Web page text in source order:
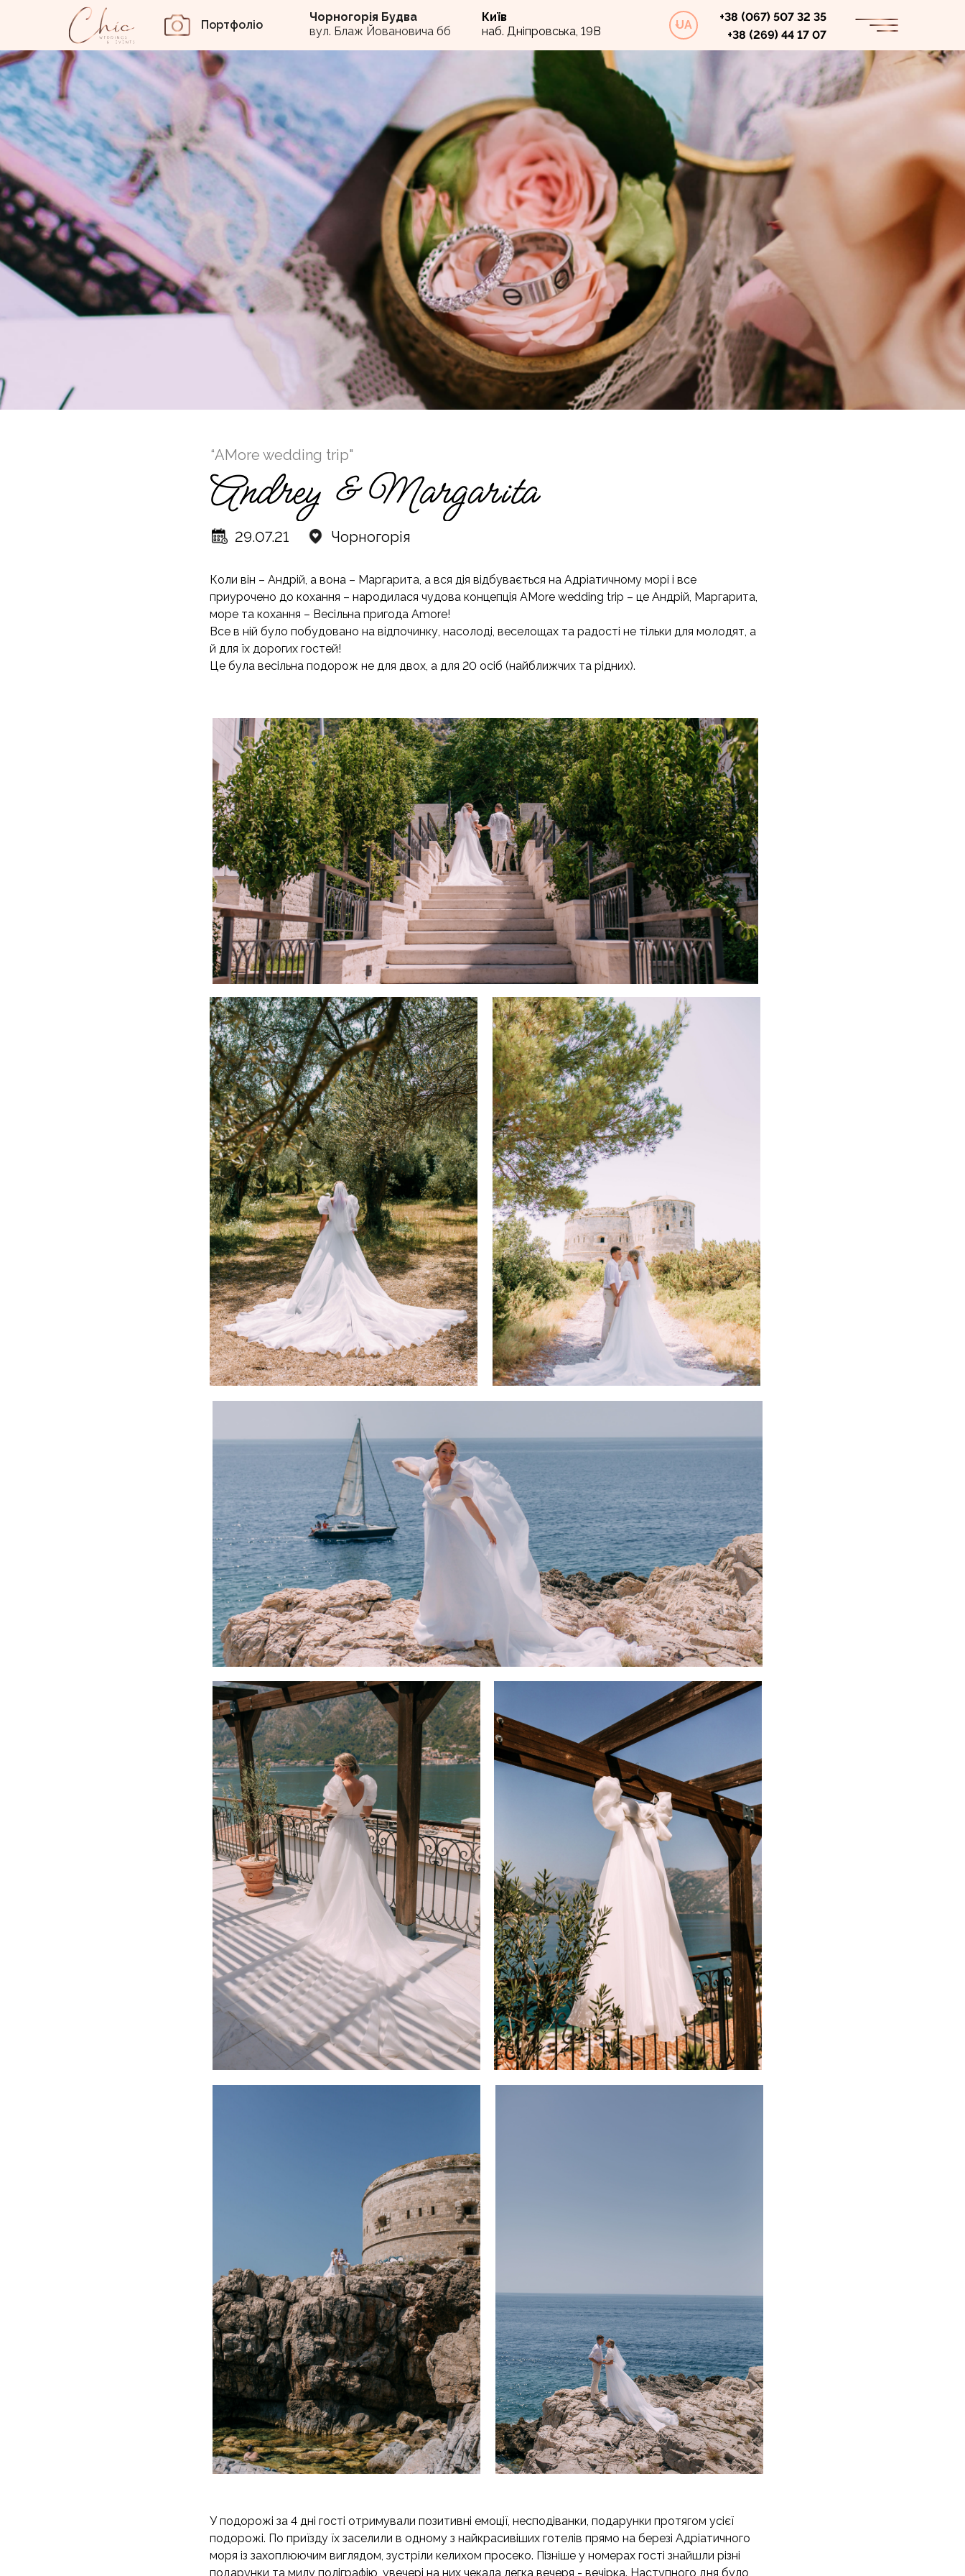
UA
Чорногорія Будва
вул. Блаж Йовановича бб
Портфоліо
Київ
наб. Дніпровська, 19В
+38 (067) 507 32 35
+38 (269) 44 17 07
29.07.21 Чорногорія
Коли він – Андрій, а вона – Маргарита, а вся дія відбувається на Адріатичному морі і все
приурочено до кохання – народилася чудова концепція AMore wedding trip – це Андрій, Маргарита,
море та кохання – Весільна пригода Amore!
Все в ній було побудовано на відпочинку, насолоді, веселощах та радості не тільки для молодят, а
й для їх дорогих гостей!
Це була весільна подорож не для двох, а для 20 осіб (найближчих та рідних).
“АMore wedding trip"
У подорожі за 4 дні гості отримували позитивні емоції, несподіванки, подарунки протягом усієї
подорожі. По приїзду їх заселили в одному з найкрасивіших готелів прямо на березі Адріатичного
моря із захоплюючим виглядом, зустріли келихом просеко. Пізніше у номерах гості знайшли різні
подарунки та милу поліграфію, увечері на них чекала легка вечеря - вечірка. Наступного дня було